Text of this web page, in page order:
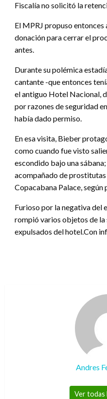
Fiscalía no solicitó la
El MPRJ propuso entonces
donación para cerrar el
antes.
Durante su polémica
cantante -que entonces
el antiguo Hotel Nacional,
por razones de seguridad
había dado permiso.
En esa visita, Bieber
como cuando fue visto
escondido bajo una
acompañado de prostitutas
Copacabana Palace,
Furioso por la negativa del
rompió varios objetos de la
expulsados del hotel.Con
Andres
Ver todas